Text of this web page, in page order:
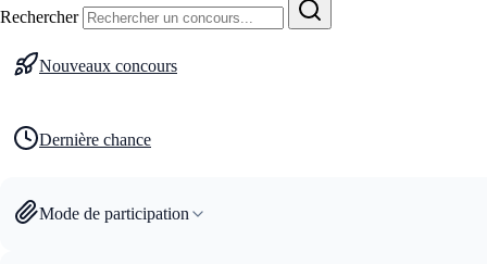
Rechercher
Nouveaux concours
Dernière chance
Mode de participation